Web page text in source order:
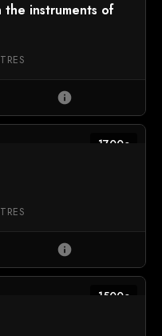
instruments of
info
1700c
info
1500c